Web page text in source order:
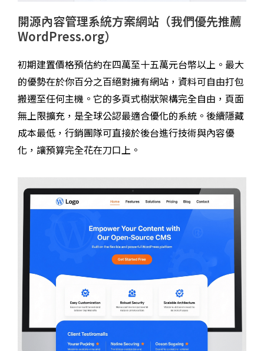
開源內容管理系統方案網站（我們優先推薦
WordPress.org）
初期建置價格預估約在四萬至十五萬元台幣以上。最大
的優勢在於你百分之百絕對擁有網站，資料可自由打包
搬遷至任何主機。它的多頁式樹狀架構完全自由，頁面
無上限擴充，是全球公認最適合優化的系統。後續隱藏
成本最低，行銷團隊可直接於後台進行技術與內容優
化，讓預算完全花在刀口上。